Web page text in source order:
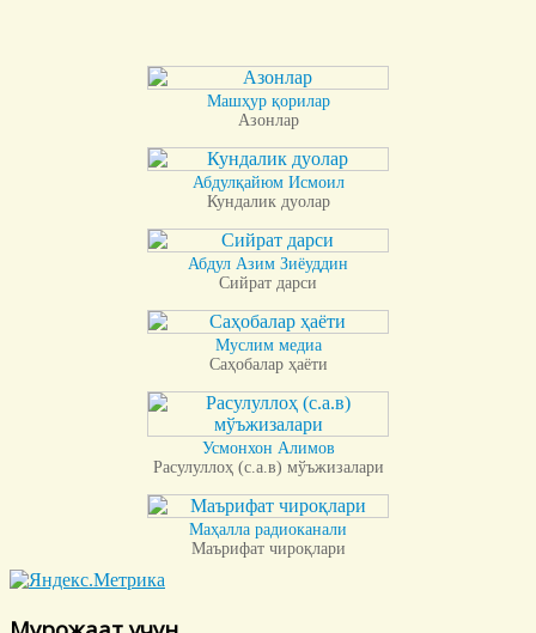
Машҳур қорилар
Азонлар
Абдулқайюм Исмоил
Кундалик дуолар
Абдул Азим Зиёуддин
Сийрат дарси
Муслим медиа
Саҳобалар ҳаёти
Усмонхон Алимов
Расулуллоҳ (с.а.в) мўъжизалари
Маҳалла радиоканали
Маърифат чироқлари